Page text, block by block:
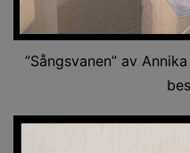
”Sångsvanen” av